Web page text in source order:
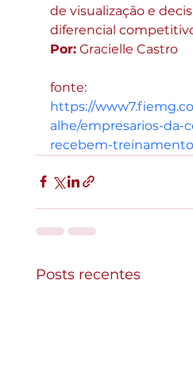
de visualização e
diferencial
Por: Gracielle Castro
fonte:
https://
alhe/empresarios-da-
recebem-
Posts recentes